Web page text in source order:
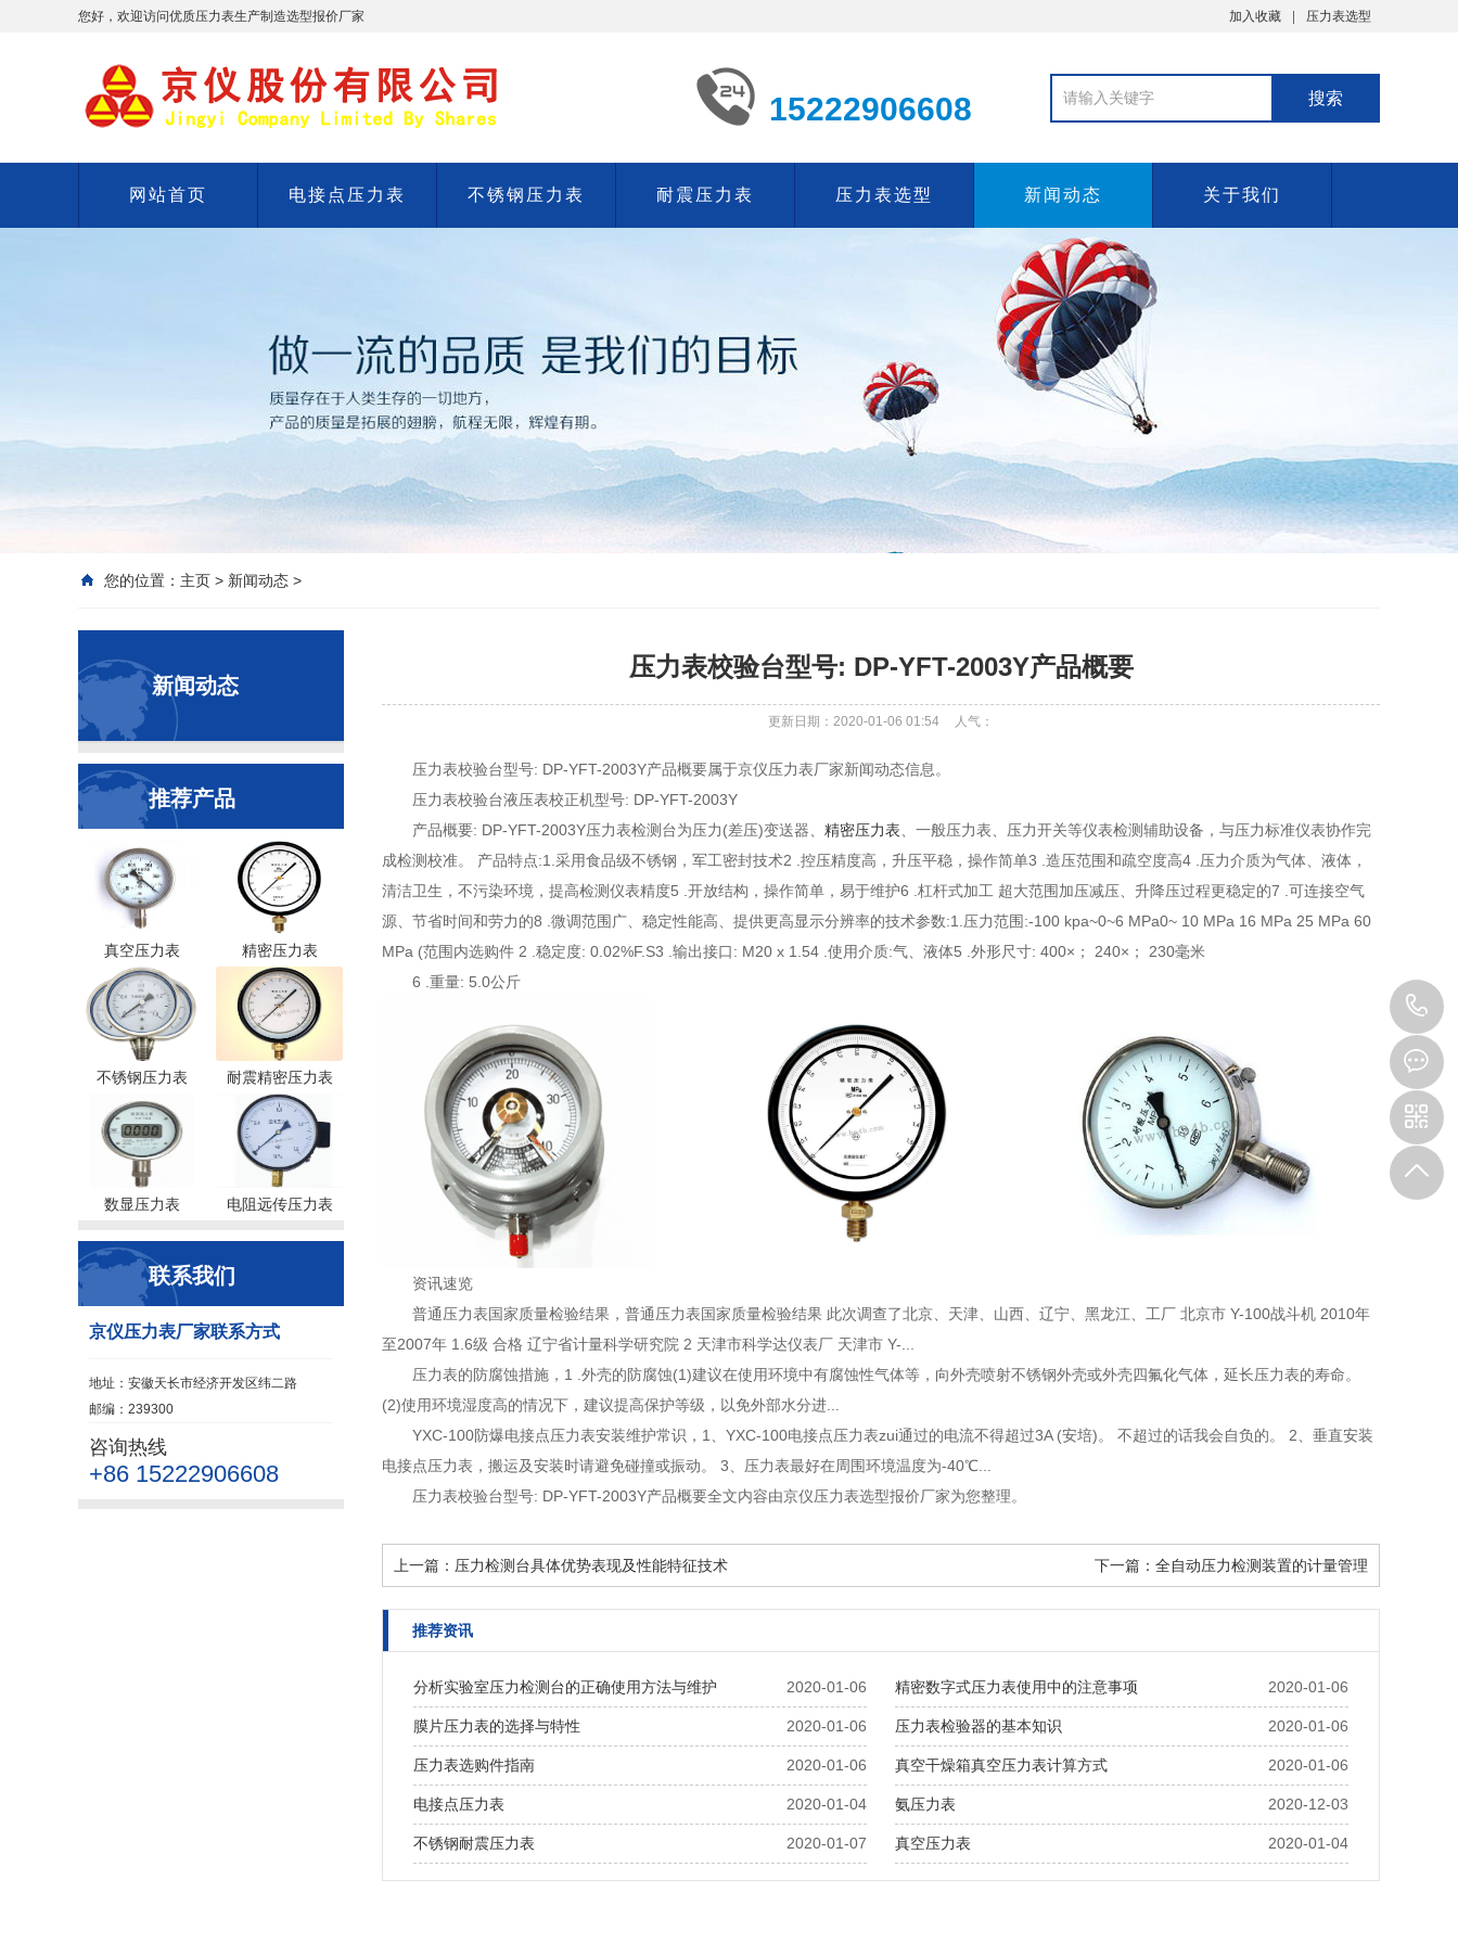
您好，欢迎访问优质压力表生产制造选型报价厂家 加入收藏 压力表选型
15222906608
网站首页 电接点压力表 不锈钢压力表 耐震压力表 压力表选型 新闻动态 关于我们
您的位置： 主页 > 新闻动态 >
新闻动态
推荐产品
真空压力表 精密压力表
不锈钢压力表 耐震精密压力表
数显压力表 电阻远传压力表
联系我们
京仪压力表厂家联系方式
地址：安徽天长市经济开发区纬二路
邮编：239300
咨询热线
+86 15222906608
压力表校验台型号: DP-YFT-2003Y产品概要
更新日期：2020-01-06 01:54 人气：
压力表校验台型号: DP-YFT-2003Y产品概要属于京仪压力表厂家新闻动态信息。
压力表校验台液压表校正机型号: DP-YFT-2003Y
产品概要: DP-YFT-2003Y压力表检测台为压力(差压)变送器、 精密压力表 、一般压力表、压力开关等仪表检测辅助设备，与压力标准仪表协作完
成检测校准。 产品特点:1.采用食品级不锈钢，军工密封技术2 .控压精度高，升压平稳，操作简单3 .造压范围和疏空度高4 .压力介质为气体、液体，
清洁卫生，不污染环境，提高检测仪表精度5 .开放结构，操作简单，易于维护6 .杠杆式加工 超大范围加压减压、升降压过程更稳定的7 .可连接空气
源、节省时间和劳力的8 .微调范围广、稳定性能高、提供更高显示分辨率的技术参数:1.压力范围:-100 kpa~0~6 MPa0~ 10 MPa 16 MPa 25 MPa 60
MPa (范围内选购件 2 .稳定度: 0.02%F.S3 .输出接口: M20 x 1.54 .使用介质:气、液体5 .外形尺寸: 400×； 240×； 230毫米
6 .重量: 5.0公斤
资讯速览
普通压力表国家质量检验结果 ，普通压力表国家质量检验结果 此次调查了北京、天津、山西、辽宁、黑龙江、工厂 北京市 Y-100战斗机 2010年
至2007年 1.6级 合格 辽宁省计量科学研究院 2 天津市科学达仪表厂 天津市 Y-...
压力表的防腐蚀措施 ，1 .外壳的防腐蚀(1)建议在使用环境中有腐蚀性气体等，向外壳喷射不锈钢外壳或外壳四氟化气体，延长压力表的寿命。
(2)使用环境湿度高的情况下，建议提高保护等级，以免外部水分进...
YXC-100防爆电接点压力表安装维护常识 ，1、YXC-100电接点压力表zui通过的电流不得超过3A (安培)。 不超过的话我会自负的。 2、垂直安装
电接点压力表，搬运及安装时请避免碰撞或振动。 3、压力表最好在周围环境温度为-40℃...
压力表校验台型号: DP-YFT-2003Y产品概要全文内容由京仪压力表选型报价厂家为您整理。
上一篇： 压力检测台具体优势表现及性能特征技术 下一篇： 全自动压力检测装置的计量管理
推荐资讯
2020-01-06
分析实验室压力检测台的正确使用方法与维护 2020-01-06
精密数字式压力表使用中的注意事项
2020-01-06
膜片压力表的选择与特性 2020-01-06
压力表检验器的基本知识
2020-01-06
压力表选购件指南 2020-01-06
真空干燥箱真空压力表计算方式
2020-01-04
电接点压力表 2020-12-03
氨压力表
2020-01-07
不锈钢耐震压力表 2020-01-04
真空压力表